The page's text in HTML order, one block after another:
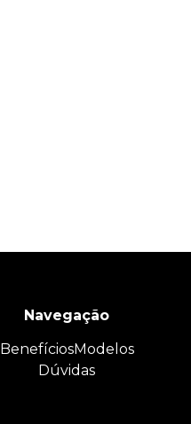
Navegação
BenefíciosModelos
Dúvidas